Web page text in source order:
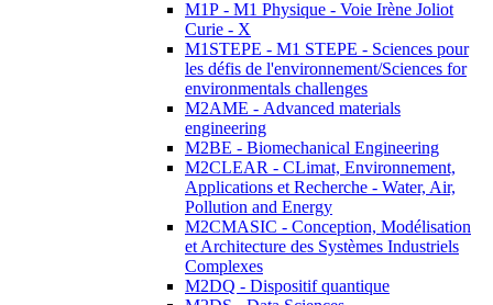
M1P - M1 Physique - Voie Irène Joliot
Curie - X
M1STEPE - M1 STEPE - Sciences pour
les défis de l'environnement/Sciences for
environmentals challenges
M2AME - Advanced materials
engineering
M2BE - Biomechanical Engineering
M2CLEAR - CLimat, Environnement,
Applications et Recherche - Water, Air,
Pollution and Energy
M2CMASIC - Conception, Modélisation
et Architecture des Systèmes Industriels
Complexes
M2DQ - Dispositif quantique